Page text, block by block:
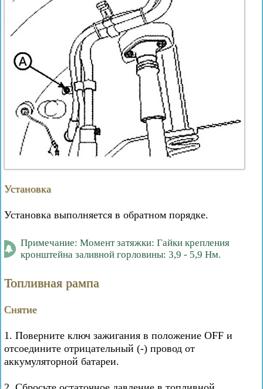
Установка
Установка выполняется в обратном порядке.
Примечание: Момент затяжки: Гайки крепления
кронштейна заливной горловины: 3,9 - 5,9 Нм.
Топливная рампа
Снятие
1. Поверните ключ зажигания в положение OFF и
отсоедините отрицательный (-) провод от
аккумуляторной батареи.